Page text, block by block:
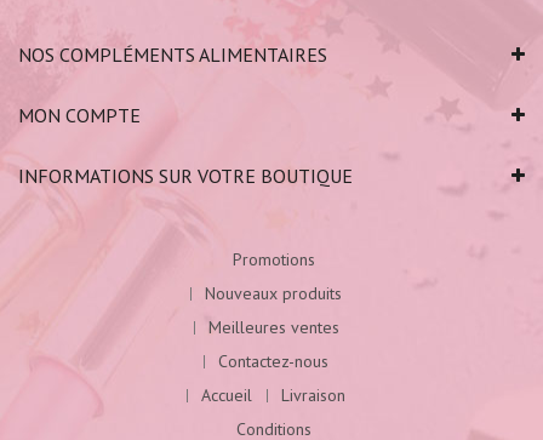
NOS COMPLÉMENTS ALIMENTAIRES
MON COMPTE
INFORMATIONS SUR VOTRE BOUTIQUE
Promotions
Nouveaux produits
Meilleures ventes
Contactez-nous
Accueil
Livraison
Conditions